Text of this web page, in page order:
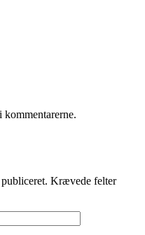
Krævede felter